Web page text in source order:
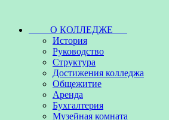
О КОЛЛЕДЖЕ
История
Руководство
Структура
Достижения колледжа
Общежитие
Аренда
Бухгалтерия
Музейная комната